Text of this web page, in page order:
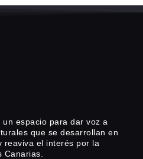
espacio para dar voz a
que se desarrollan en
reaviva el interés por la